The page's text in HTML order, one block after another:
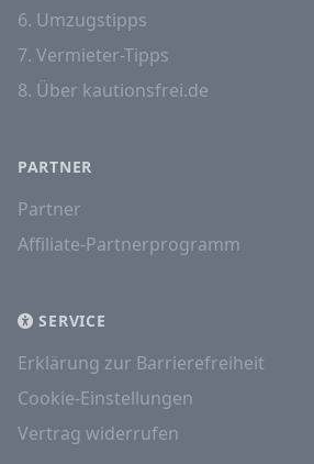
6. Umzugstipps
7. Vermieter-Tipps
8. Über kautionsfrei.de
PARTNER
Partner
Affiliate-Partnerprogramm
SERVICE
Erklärung zur Barrierefreiheit
Cookie-Einstellungen
Vertrag widerrufen